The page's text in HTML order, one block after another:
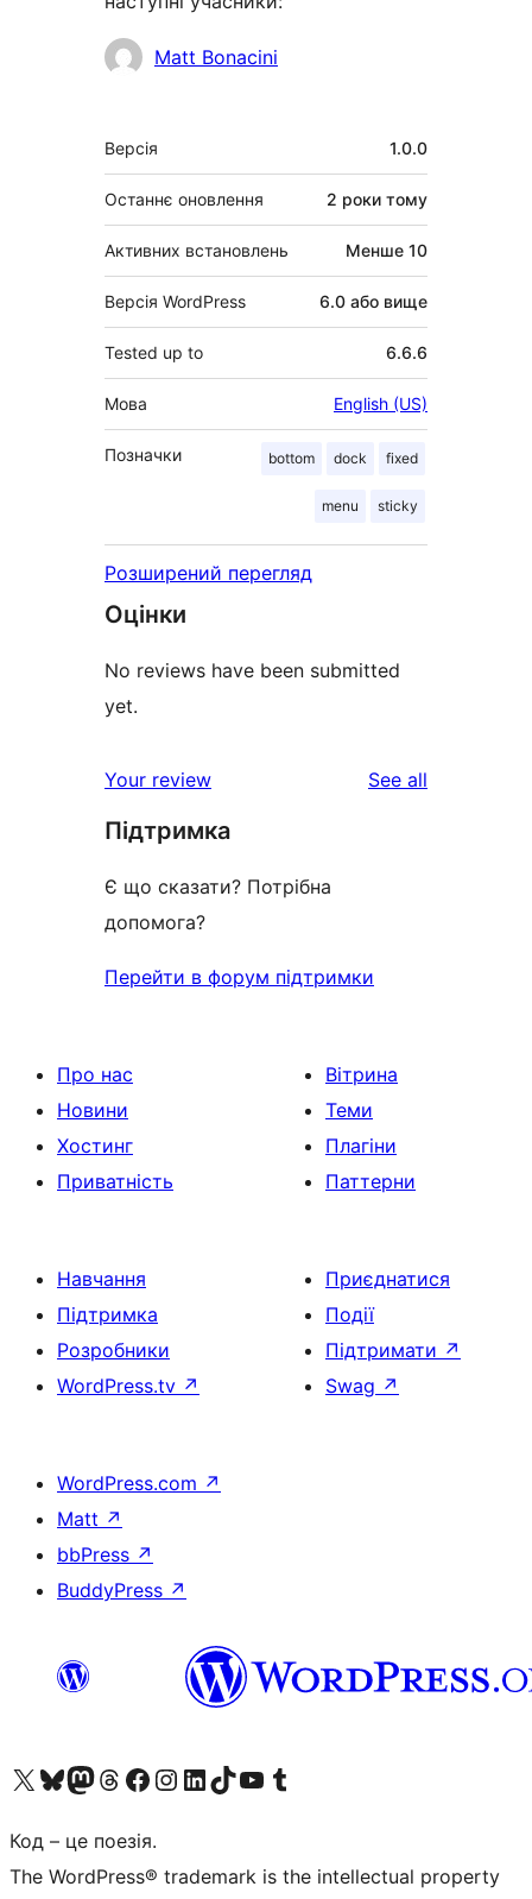
УчасникиMatt Bonacini
Мета
Версія 1.0.0
Останнє оновлення 2 роки тому
Активних встановлень Менше 10
Версія WordPress 6.0 або вище
Tested up to 6.6.6
Мова English (US)
Позначки bottom dock fixed
menu sticky
Розширений перегляд
Оцінки
No reviews have been submitted
yet.
Your review See all
Підтримка
Є що сказати? Потрібна
допомога?
Перейти в форум підтримки
Про нас
Новини
Хостинг
Приватність
Вітрина
Теми
Плагіни
Паттерни
Навчання
Підтримка
Розробники
WordPress.tv ↗
Приєднатися
Події
Підтримати ↗
Swag ↗
WordPress.com ↗
Matt ↗
bbPress ↗
BuddyPress ↗
Visit our X (formerly Twitter) account
Visit our Bluesky account
Завітайте до нашої стрічки в Mastodon
Visit our Threads account
Завітайте на нашу сторінку в Facebook
Visit our Instagram account
Visit our LinkedIn account
Visit our TikTok account
Visit our YouTube channel
Visit our Tumblr account
Код – це поезія.
The WordPress® trademark is the intellectual property